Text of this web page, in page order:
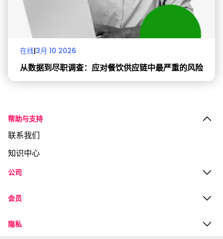
在线|3月 10 2026
从数据到尽职调查：应对餐饮供应链中最严重的风险
帮助与支持
联系我们
知识中心
公司
会员
隐私